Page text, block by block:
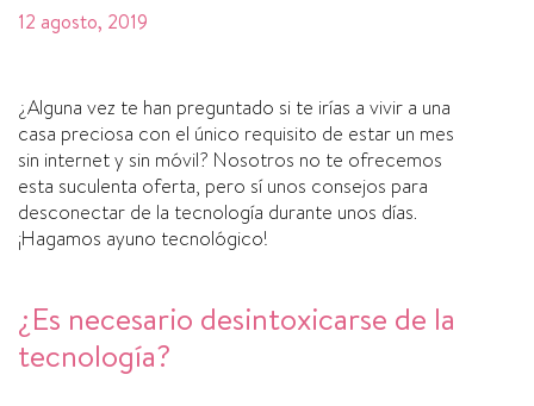
12 agosto, 2019
¿Alguna vez te han preguntado si te irí­as a vivir a una
casa preciosa con el único requisito de estar un mes
sin internet y sin móvil? Nosotros no te ofrecemos
esta suculenta oferta, pero sí­ unos consejos para
desconectar de la tecnologí­a durante unos dí­as.
¡Hagamos ayuno tecnológico!
¿Es necesario desintoxicarse de la
tecnologí­a?